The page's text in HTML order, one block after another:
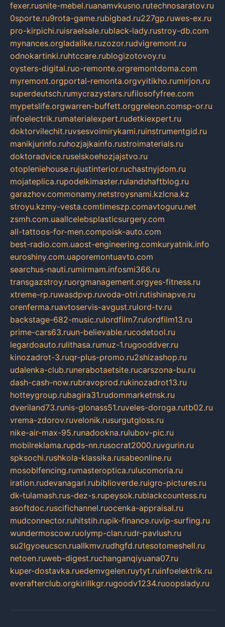
fexer.rusnite-mebel.ruanamvkusno.rutechnosaratov.ru
0sporte.ru9rota-game.rubigbad.ru227gp.ruwes-ex.ru
pro-kirpichi.ruisraelsale.rublack-lady.rustroy-db.com
mynances.orgladalike.ruzozor.rudvigremont.ru
odnokartinki.ruhtccare.rublogizotovoy.ru
oysters-digital.ruo-remonte.orgremontdoma.com
myremont.orgportal-remonta.orgvyitikho.rumirjon.ru
superdeutsch.rumycrazystars.rufilosofyfree.com
mypetslife.orgwarren-buffett.orggreleon.comsp-or.ru
infoelectrik.rumaterialexpert.rudetkiexpert.ru
doktorvilechit.ruvsesvoimirykami.ruinstrumentgid.ru
manikjurinfo.ruhozjajkainfo.rustroimaterials.ru
doktoradvice.ruselskoehozjajstvo.ru
otopleniehouse.rujustinterior.ruchastnyjdom.ru
mojateplica.rupodelkimaster.rulandshaftblog.ru
garazhov.commonamy.netstroysnami.kzlcna.kz
stroyu.kzmy-vesta.comtimeszp.comavtoguru.net
zsmh.com.uaallcelebsplasticsurgery.com
all-tattoos-for-men.compoisk-auto.com
best-radio.com.uaost-engineering.comkuryatnik.info
euroshiny.com.uaporemontuavto.com
searchus-nauti.rumirmam.infosmi366.ru
transgazstroy.ruorgmanagement.orgyes-fitness.ru
xtreme-rp.ruwasdpvp.ruvoda-otri.rutishinapve.ru
orenferma.ruavtoservis-avgust.rulord-tv.ru
backstage-682-music.rulordfilm7.rulordfilm13.ru
prime-cars63.ruun-believable.rucodetool.ru
legardoauto.rulithasa.rumuz-1.rugooddver.ru
kinozadrot-3.ruqr-plus-promo.ru2shizashop.ru
udalenka-club.runerabotaetsite.rucarszona-bu.ru
dash-cash-now.rubravoprod.rukinozadrot13.ru
hotteygroup.rubagira31.rudommarketnsk.ru
dveriland73.runis-glonass51.ruveles-doroga.rutb02.ru
vrema-zdorov.ruvelonik.rusurgutgloss.ru
nike-air-max-95.runadookna.rulubov-pic.ru
mobilreklama.rupds-nn.rusocrat2000.ruvgurin.ru
spksochi.rushkola-klassika.rusabeonline.ru
mosoblfencing.rumasteroptica.rulucomoria.ru
iration.rudevanagari.rubiblioverde.ruigro-pictures.ru
dk-tulamash.rus-dez-s.rupeysok.rublackcountess.ru
asoftdoc.ruscifichannel.ruocenka-appraisal.ru
mudconnector.ruhitstih.rupik-finance.ruvip-surfing.ru
wundermoscow.ruolymp-clan.rudr-pavlush.ru
su2lgyoeucscn.ruallkmv.rudhgfd.rutesotomeshell.ru
netoen.ruweb-digest.ruchanganqiyuana07.ru
kuper-dostavka.ruedemvgelen.ruytyt.ruinfoelektrik.ru
everafterclub.orgkirillkgr.rugoodv1234.ruoopslady.ru